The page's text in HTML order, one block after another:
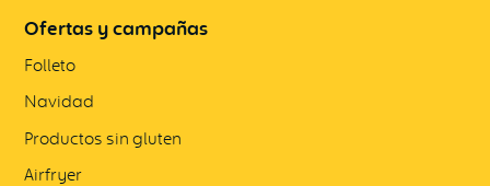
Ofertas y campañas
Folleto
Navidad
Productos sin gluten
Airfryer